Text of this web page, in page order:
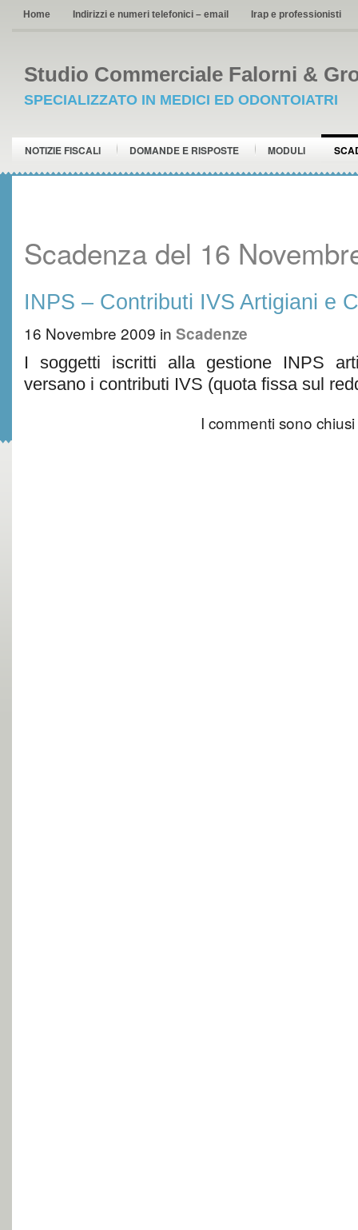
Home Indirizzi e numeri telefonici – email Irap e professionisti
Studio Commerciale Falorni &
SPECIALIZZATO IN MEDICI ED ODONTOIATRI
NOTIZIE FISCALI DOMANDE E RISPOSTE MODULI
Scadenza del 16
INPS – Contributi IVS Artigiani e
16 Novembre 2009 in Scadenze
I soggetti iscritti alla gestione INPS
versano i contributi IVS (quota fissa sul
I commenti sono chiusi